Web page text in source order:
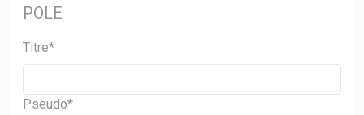
POLE
Titre*
Pseudo*